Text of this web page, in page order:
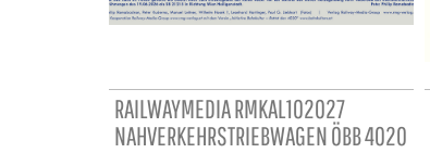
RAILWAYMEDIA RMKAL102027
NAHVERKEHRSTRIEBWAGEN ÖBB 4020